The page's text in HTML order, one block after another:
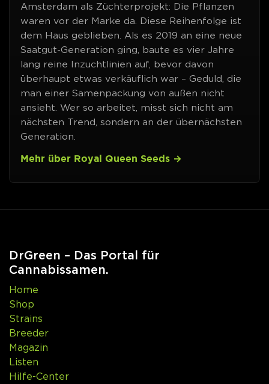
Amsterdam als Züchterprojekt: Die Pflanzen
waren vor der Marke da. Diese Reihenfolge ist
dem Haus geblieben. Als es 2019 an eine neue
Saatgut-Generation ging, baute es vier Jahre
lang reine Inzuchtlinien auf, bevor davon
überhaupt etwas verkäuflich war – Geduld, die
man einer Samenpackung von außen nicht
ansieht. Wer so arbeitet, misst sich nicht am
nächsten Trend, sondern an der übernächsten
Generation.
Mehr über Royal Queen Seeds
DrGreen – Das Portal für
Cannabissamen.
Home
Shop
Strains
Breeder
Magazin
Listen
Hilfe-Center